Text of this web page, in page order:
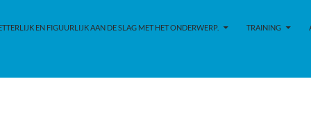
EN FIGUURLIJK AAN DE SLAG MET HET ONDERWERP. TRAINING